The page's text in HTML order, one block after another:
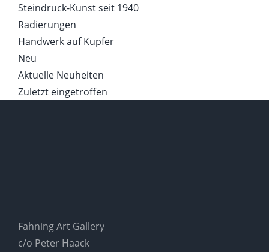
Steindruck-Kunst seit 1940
Radierungen
Handwerk auf Kupfer
Neu
Aktuelle Neuheiten
Zuletzt eingetroffen
Fahning Art Gallery
c/o Peter Haack